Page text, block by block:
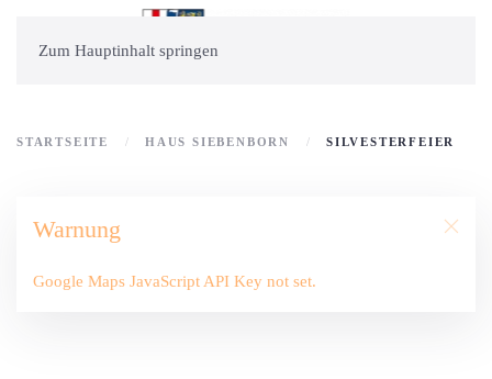
Zum Hauptinhalt springen
STARTSEITE HAUS SIEBENBORN SILVESTERFEIER
Warnung
Google Maps JavaScript API Key not set.